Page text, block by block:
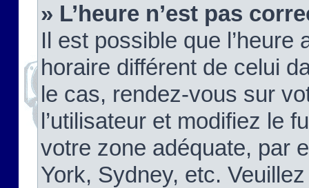
» L’heure n’est pas
Il est possible que
horaire différent de celui
le cas, rendez-vous sur
l’utilisateur et modifiez le
votre zone adéquate, par
York, Sydney, etc.